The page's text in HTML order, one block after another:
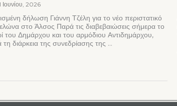
Ιουνίου, 2026
δήλωση Γιάννη Τζέλη για το νέο περιστατικό
στο Άλσος Παρά τις διαβεβαιώσεις σήμερα το
του Δημάρχου και του αρμόδιου Αντιδημάρχου,
τη διάρκεια της συνεδρίασης της ...